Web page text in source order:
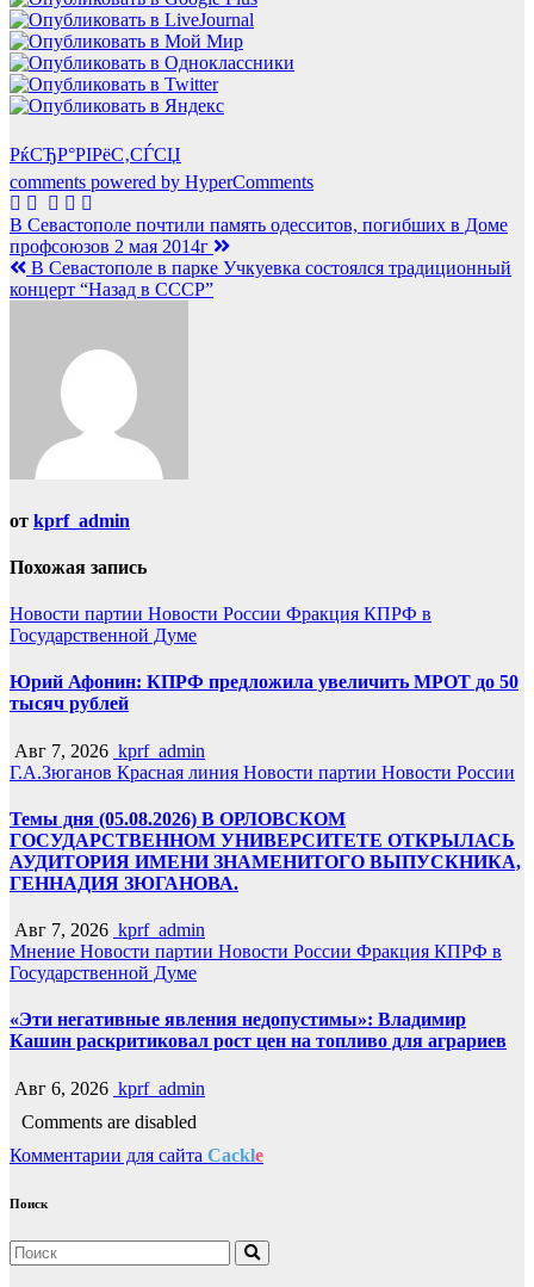
РќСЂР°РІРёС‚СЃСЏ
comments powered by HyperComments
Навигация
по
записям
В Севастополе почтили память одесситов, погибших в Доме
профсоюзов 2 мая 2014г
В Севастополе в парке Учкуевка состоялся традиционный
концерт “Назад в СССР”
от kprf_admin
Похожая запись
Новости партии Новости России Фракция КПРФ в
Государственной Думе
Юрий Афонин: КПРФ предложила увеличить МРОТ до 50
тысяч рублей
Авг 7, 2026 kprf_admin
Г.А.Зюганов Красная линия Новости партии Новости России
Темы дня (05.08.2026) В ОРЛОВСКОМ
ГОСУДАРСТВЕННОМ УНИВЕРСИТЕТЕ ОТКРЫЛАСЬ
АУДИТОРИЯ ИМЕНИ ЗНАМЕНИТОГО ВЫПУСКНИКА,
ГЕННАДИЯ ЗЮГАНОВА.
Авг 7, 2026 kprf_admin
Мнение Новости партии Новости России Фракция КПРФ в
Государственной Думе
«Эти негативные явления недопустимы»: Владимир
Кашин раскритиковал рост цен на топливо для аграриев
Авг 6, 2026 kprf_admin
Comments are disabled
Комментарии для сайта Cackle
Поиск